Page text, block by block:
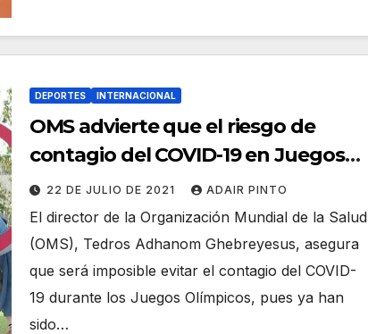
DEPORTES INTERNACIONAL
OMS advierte que el riesgo de
contagio del COVID-19 en Juegos
Olímpicos de Tokio es inevitable
22 DE JULIO DE 2021 ADAIR PINTO
El director de la Organización Mundial de la Salud
(OMS), Tedros Adhanom Ghebreyesus, asegura
que será imposible evitar el contagio del COVID-
19 durante los Juegos Olímpicos, pues ya han
sido…